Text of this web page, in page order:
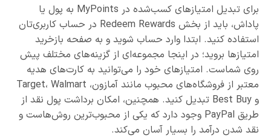
برای تبدیل امتیازهای کسب‌شده در MyPoints به پول یا
پاداش، باید از بخش Redeem Rewards در حساب کاربری‌تان
استفاده کنید. ابتدا وارد حساب شوید و به صفحه بازخرید
امتیازها بروید؛ در اینجا مجموعه‌ای از گزینه‌های مختلف پیش
روی شماست. امتیازهای خود را می‌توانید به کارت‌های هدیه
معتبر از فروشگاه‌های محبوب مانند آمازون، Target، Walmart
و Best Buy تبدیل کنید. همچنین، امکان برداشت پول نقد از
طریق PayPal وجود دارد که یکی از محبوب‌ترین روش‌هاست و
نقد شدن درآمد را بسیار آسان می‌کند.